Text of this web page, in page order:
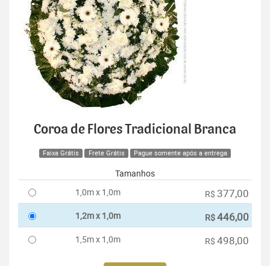
Coroa de Flores Tradicional Branca
Faixa Grátis Frete Grátis Pague somente após a entrega
Tamanhos
1,0m x 1,0m
R$ 377,00
1,2m x 1,0m R$446,00
1,5m x 1,0m R$ 498,00